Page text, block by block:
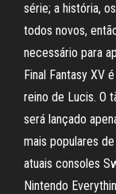
série; a história,
todos novos,
necessário para
Final Fantasy XV
reino de Lucis. O
será lançado
mais populares
atuais consoles
Nintendo